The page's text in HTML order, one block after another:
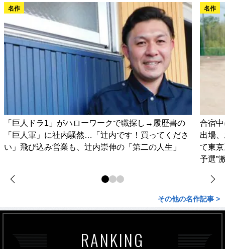
名作
「巨人ドラ1」がハローワークで職探し→履歴書の
「巨人軍」に社内騒然…「辻内です！買ってくださ
い」飛び込み営業も、辻内崇伸の「第二の人生」
名作
合宿
出場
て東
予選”
その他の名作記事 >
RANKING